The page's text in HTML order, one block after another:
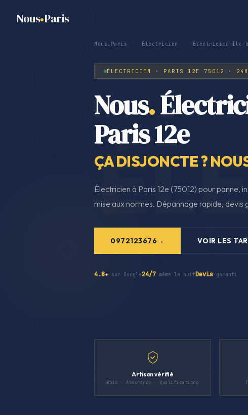
Nous Paris
Nous.Paris Électricien Électricien Île-
ÉLECTRICIEN · PARIS 12E 75012 ·
Nous.
Paris 12e
ÇA DISJONCTE ?
Électricien à Paris 12e (75012) pour panne,
mise aux normes. Dépannage rapide, devis
0972123676 VOIR LES
4.8★ sur Google24/7 même la nuitDevis garanti
Artisan vérifié
Kbis · Assurance · Qualifications